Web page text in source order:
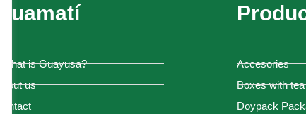
Guamatí
¿What is Guayusa?
About us
Contact
Accesories
Boxes with
Doypack